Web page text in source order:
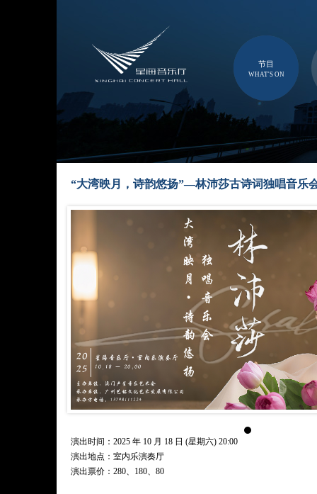
节目
WHAT'S ON
“大湾映月，诗韵悠扬”—林沛莎古诗词独唱音乐
演出时间：2025 年 10 月 18 日 (星期六) 20:00
演出地点：室内乐演奏厅
演出票价： 280、180、80